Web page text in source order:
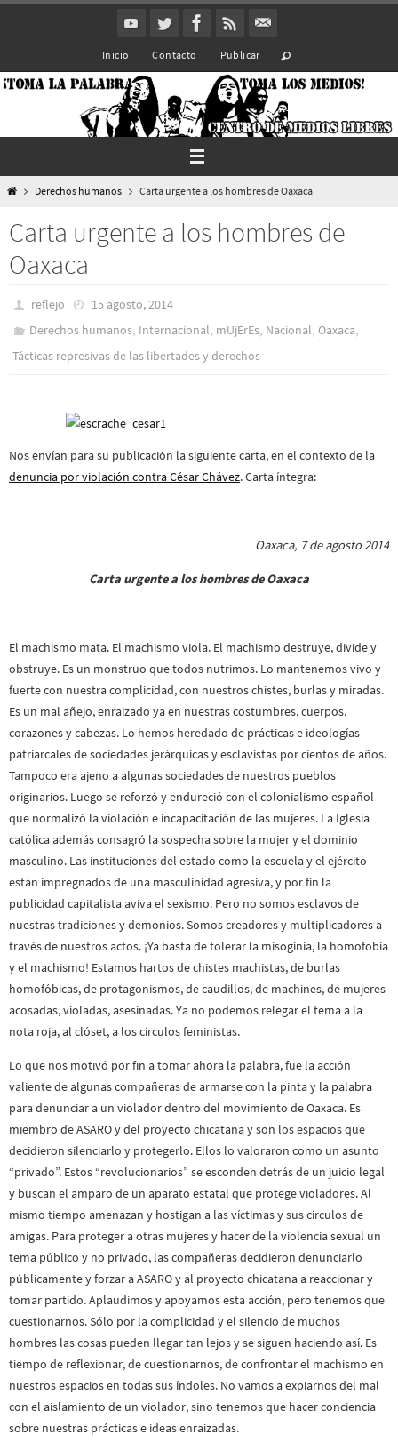
Inicio Contacto Publicar
InicioDerechos humanos Carta urgente a los hombres de Oaxaca
Carta urgente a los hombres de
Oaxaca
reflejo
15 agosto, 2014
Derechos humanos, Internacional, mUjErEs, Nacional,Oaxaca,
Tácticas represivas de las libertades y derechos
Nos envían para su publicación la siguiente carta, en el contexto de la
denuncia por violación contra César Chávez. Carta íntegra:
Oaxaca, 7 de agosto 2014
Carta urgente a los hombres de Oaxaca
El machismo mata. El machismo viola. El machismo destruye, divide y
obstruye. Es un monstruo que todos nutrimos. Lo mantenemos vivo y
fuerte con nuestra complicidad, con nuestros chistes, burlas y miradas.
Es un mal añejo, enraizado ya en nuestras costumbres, cuerpos,
corazones y cabezas. Lo hemos heredado de prácticas e ideologías
patriarcales de sociedades jerárquicas y esclavistas por cientos de años.
Tampoco era ajeno a algunas sociedades de nuestros pueblos
originarios. Luego se reforzó y endureció con el colonialismo español
que normalizó la violación e incapacitación de las mujeres. La Iglesia
católica además consagró la sospecha sobre la mujer y el dominio
masculino. Las instituciones del estado como la escuela y el ejército
están impregnados de una masculinidad agresiva, y por fin la
publicidad capitalista aviva el sexismo. Pero no somos esclavos de
nuestras tradiciones y demonios. Somos creadores y multiplicadores a
través de nuestros actos. ¡Ya basta de tolerar la misoginia, la homofobia
y el machismo! Estamos hartos de chistes machistas, de burlas
homofóbicas, de protagonismos, de caudillos, de machines, de mujeres
acosadas, violadas, asesinadas. Ya no podemos relegar el tema a la
nota roja, al clóset, a los círculos feministas.
Lo que nos motivó por fin a tomar ahora la palabra, fue la acción
valiente de algunas compañeras de armarse con la pinta y la palabra
para denunciar a un violador dentro del movimiento de Oaxaca. Es
miembro de ASARO y del proyecto chicatana y son los espacios que
decidieron silenciarlo y protegerlo. Ellos lo valoraron como un asunto
“privado”. Estos “revolucionarios” se esconden detrás de un juicio legal
y buscan el amparo de un aparato estatal que protege violadores. Al
mismo tiempo amenazan y hostigan a las víctimas y sus círculos de
amigas. Para proteger a otras mujeres y hacer de la violencia sexual un
tema público y no privado, las compañeras decidieron denunciarlo
públicamente y forzar a ASARO y al proyecto chicatana a reaccionar y
tomar partido. Aplaudimos y apoyamos esta acción, pero tenemos que
cuestionarnos. Sólo por la complicidad y el silencio de muchos
hombres las cosas pueden llegar tan lejos y se siguen haciendo así. Es
tiempo de reflexionar, de cuestionarnos, de confrontar el machismo en
nuestros espacios en todas sus índoles. No vamos a expiarnos del mal
con el aislamiento de un violador, sino tenemos que hacer conciencia
sobre nuestras prácticas e ideas enraizadas.